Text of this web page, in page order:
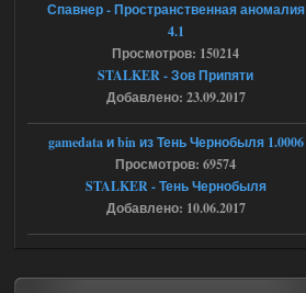
Объединенный Пак 2 + OGSR +
STCoP WP 3.4
Stalker-Mods-Clan-su
Доступно только для пользователей
Ответить ➤
04.08.2026
Спавнер - Пространственная аномалия
4.1
Просмотров: 150214
STALKER - Зов Припяти
Добавлено: 23.09.2017
gamedata и bin из Тень Чернобыля 1.0006
Просмотров: 69574
STALKER - Тень Чернобыля
Добавлено: 10.06.2017